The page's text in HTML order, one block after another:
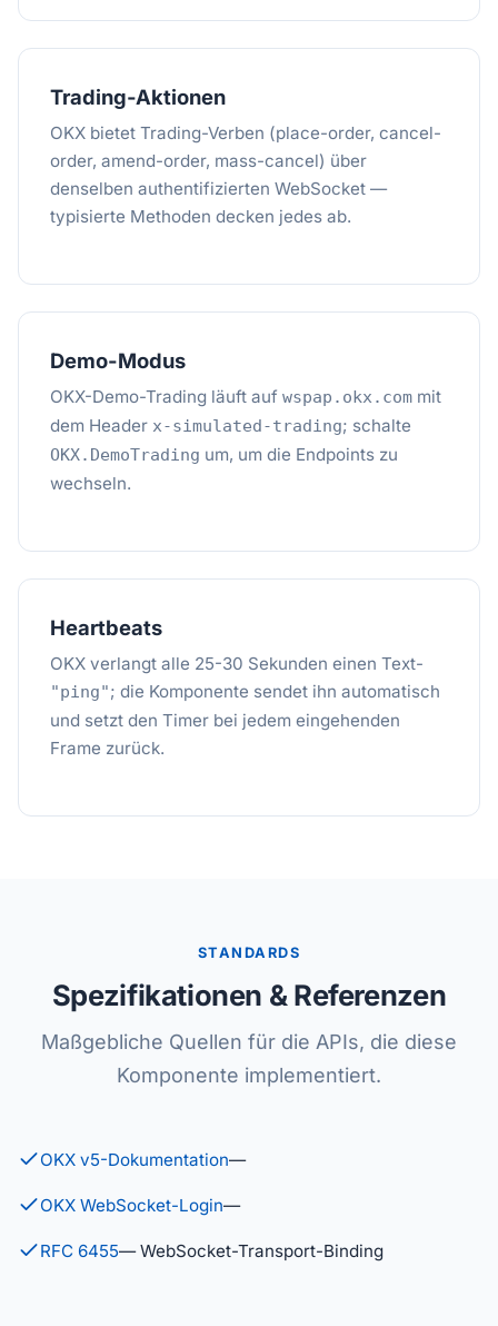
Trading-Aktionen
OKX bietet Trading-Verben (place-order, cancel-
order, amend-order, mass-cancel) über
denselben authentifizierten WebSocket —
typisierte Methoden decken jedes ab.
Demo-Modus
OKX-Demo-Trading läuft auf wspap.okx.com mit
dem Header x-simulated-trading; schalte
OKX.DemoTrading um, um die Endpoints zu
wechseln.
Heartbeats
OKX verlangt alle 25-30 Sekunden einen Text-
"ping"; die Komponente sendet ihn automatisch
und setzt den Timer bei jedem eingehenden
Frame zurück.
STANDARDS
Spezifikationen & Referenzen
Maßgebliche Quellen für die APIs, die diese
Komponente implementiert.
OKX v5-Dokumentation—
OKX WebSocket-Login—
RFC 6455— WebSocket-Transport-Binding